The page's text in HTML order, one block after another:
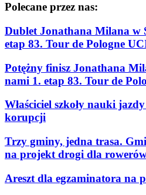
Polecane przez nas:
Dublet Jonathana Milana w
etap 83. Tour de Pologne
Potężny finisz Jonathana
nami 1. etap 83. Tour de
Właściciel szkoły nauki
korupcji
Trzy gminy, jedna trasa.
na projekt drogi dla
Areszt dla egzaminatora na